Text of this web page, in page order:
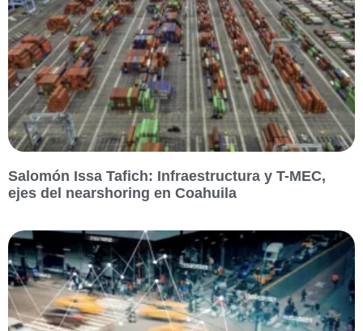
Salomón Issa Tafich: Infraestructura y T-MEC,
ejes del nearshoring en Coahuila